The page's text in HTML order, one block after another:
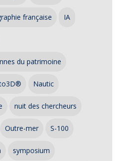
française IA
du patrimoine
Nautic
nuit des chercheurs
Outre-mer S-100
symposium